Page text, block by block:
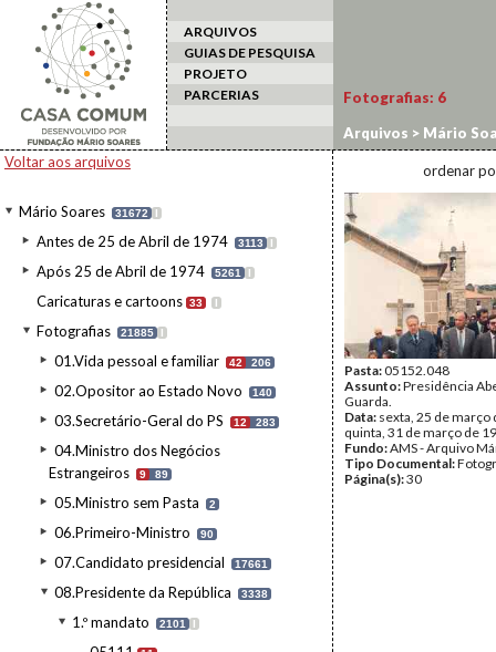
ARQUIVOS
GUIAS DE PESQUISA
PROJETO
PARCERIAS
Voltar aos arquivos
Mário Soares 31672 I
Antes de 25 de Abril de 1974 3113 I
Após 25 de Abril de 1974 5261 I
Caricaturas e cartoons 33 I
Fotografias 21885 I
01.Vida pessoal e familiar 42 206
02.Opositor ao Estado Novo 140
03.Secretário-Geral do PS 12 283
04.Ministro dos Negócios
Estrangeiros
9 89
05.Ministro sem Pasta 2
06.Primeiro-Ministro 90
07.Candidato presidencial 17661
08.Presidente da República 3338
1.º mandato 2101 I
Fotografias: 6
Arquivos > Mário
>Guarda
ordenar
Pasta:05152.048
Assunto:Presidência
Guarda.
Data: sexta, 25 de março
quinta, 31 de março de
Fundo:AMS - Arquivo
Tipo Documental:
Página(s):30